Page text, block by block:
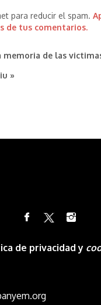
para reducir el spam.
de tus comentarios.
memoria de las
»
de privacidad y